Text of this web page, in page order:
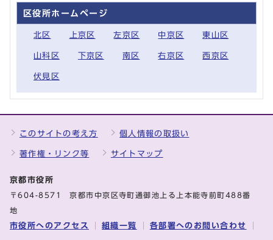
区役所ホームページ
北区 上京区 左京区 中京区 東山区
山科区 下京区 南区 右京区 西京区
伏見区
このサイトの考え方 個人情報の取扱い
著作権・リンク等 サイトマップ
京都市役所
〒604-8571 京都市中京区寺町通御池上る上本能寺前町488番
地
市役所へのアクセス 組織一覧 各部署へのお問い合わせ